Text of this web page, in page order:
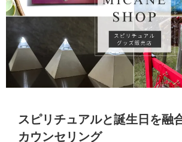
スピリチュアルと誕生日を融
カウンセリング